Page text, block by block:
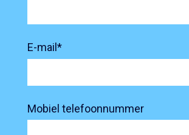
E-mail *
Mobiel telefoonnummer